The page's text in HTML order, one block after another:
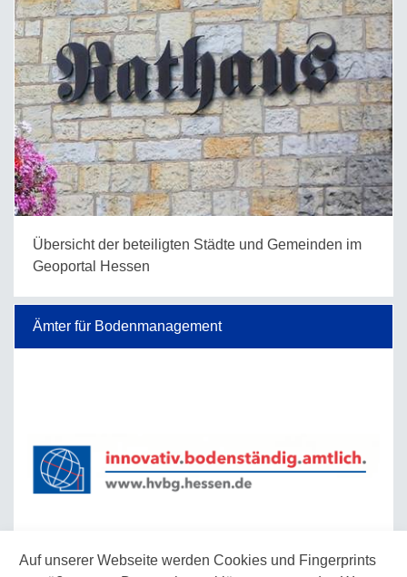
Auf unserer Webseite werden Cookies und Fingerprints
Übersicht der beteiligten Städte und Gemeinden im
Geoportal Hessen
Ämter für Bodenmanagement